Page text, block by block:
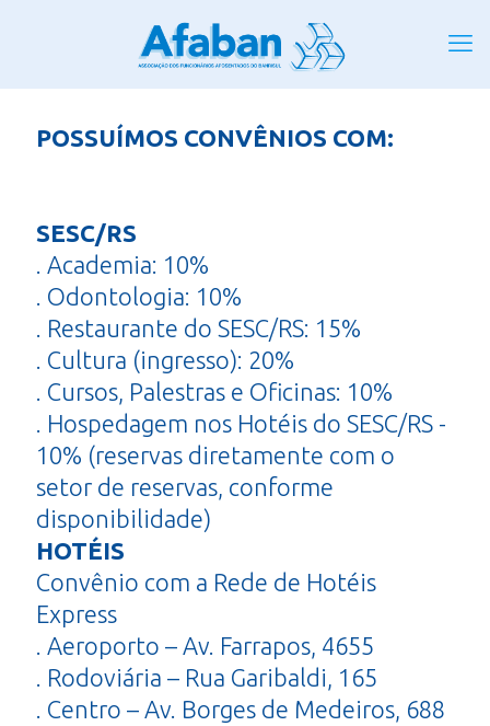
POSSUÍMOS CONVÊNIOS COM:
SESC/RS
. Academia: 10%
. Odontologia: 10%
. Restaurante do SESC/RS: 15%
. Cultura (ingresso): 20%
. Cursos, Palestras e Oficinas: 10%
. Hospedagem nos Hotéis do SESC/RS -
10% (reservas diretamente com o
setor de reservas, conforme
disponibilidade)
HOTÉIS
Convênio com a Rede de Hotéis
Express
. Aeroporto – Av. Farrapos, 4655
. Rodoviária – Rua Garibaldi, 165
. Centro – Av. Borges de Medeiros, 688